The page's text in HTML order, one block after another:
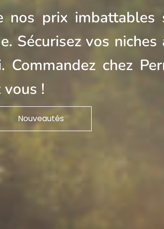
nos prix
Sécurisez vos
Commandez chez
!
Nouveautés